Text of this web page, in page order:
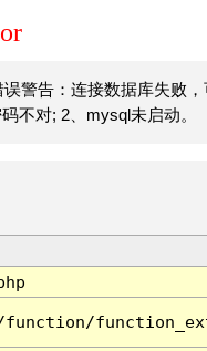
误警告：连接数据库失败
不对; 2、mysql未启动。
function/